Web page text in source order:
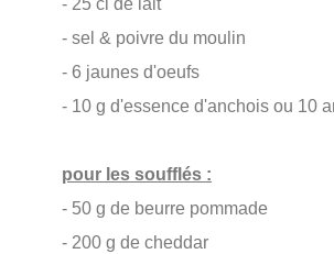
- 25 cl de lait
- sel & poivre du moulin
- 6 jaunes d'oeufs
- 10 g d'essence d'anchois ou 10
pour les soufflés :
- 50 g de beurre pommade
- 200 g de cheddar